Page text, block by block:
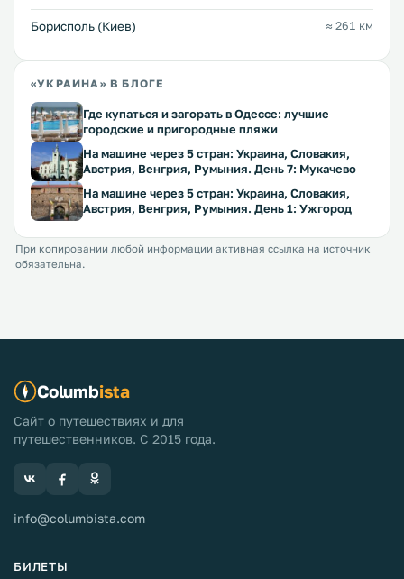
Борисполь (Киев) ≈ 261 км
«УКРАИНА» В БЛОГЕ
Где купаться и загорать в Одессе: лучшие
городские и пригородные пляжи
На машине через 5 стран: Украина, Словакия,
Австрия, Венгрия, Румыния. День 7: Мукачево
На машине через 5 стран: Украина, Словакия,
Австрия, Венгрия, Румыния. День 1: Ужгород
При копировании любой информации активная ссылка на источник
обязательна.
Columbista
Сайт о путешествиях и для
путешественников. С 2015 года.
info@columbista.com
БИЛЕТЫ